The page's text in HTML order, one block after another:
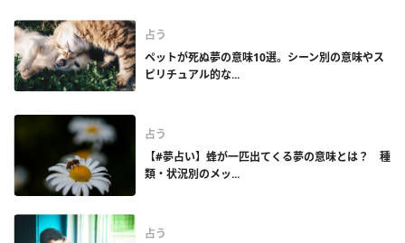
占う
ペットが死ぬ夢の意味10選。シーン別の意味やス
ピリチュアル的な...
占う
【#夢占い】蜂が一匹出てくる夢の意味とは？ 種
類・状況別のメッ...
占う